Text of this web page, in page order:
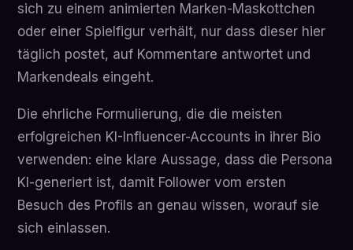
sich zu einem animierten Marken-Maskottchen
oder einer Spielfigur verhält, nur dass dieser hier
täglich postet, auf Kommentare antwortet und
Markendeals eingeht.
Die ehrliche Formulierung, die die meisten
erfolgreichen KI-Influencer-Accounts in ihrer Bio
verwenden: eine klare Aussage, dass die Persona
KI-generiert ist, damit Follower vom ersten
Besuch des Profils an genau wissen, worauf sie
sich einlassen.